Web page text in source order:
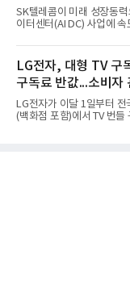
중하겠다는 취지로 풀이된
오는 올해 2분기 연결 기준
익 2770억원을 기록했다.
은 4884억
SK텔레콤이 미래 성장동
이터센터(AI DC) 사업에
는 2035년까지 총 15GW(
구축하겠다는 대형 청사진
라 경쟁 구도 역시 이동통
넘어 네이버, 삼성SDS 등
고 있다.7일 SK텔레콤에
연결 기준 매출 4조 3591억
기록했다. 매출은 전년 동
LG전자, 대형 TV 구
구독료 반값...소비자
LG전자가 이달 1일부터
(백화점 포함)에서 TV 번들